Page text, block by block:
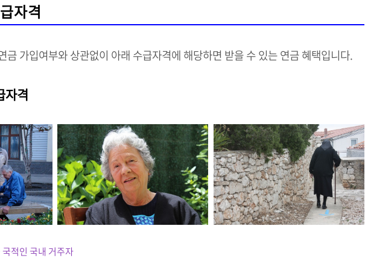
자격
금 가입여부와 상관없이 아래 수급자격에 해당하면 받을 수 있는 연금 혜택입니다.
격
적인 국내 거주자